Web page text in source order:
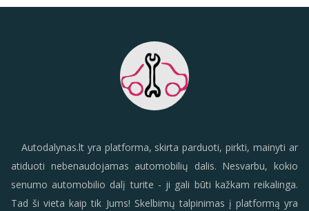
Autodalynas.lt yra platforma, skirta parduoti, pirkti, mainyti ar
atiduoti nebenaudojamas automobilių dalis. Nesvarbu, kokio
senumo automobilio dalį turite - ji gali būti kažkam reikalinga.
Tad ši vieta kaip tik Jums! Skelbimų talpinimas į platformą yra